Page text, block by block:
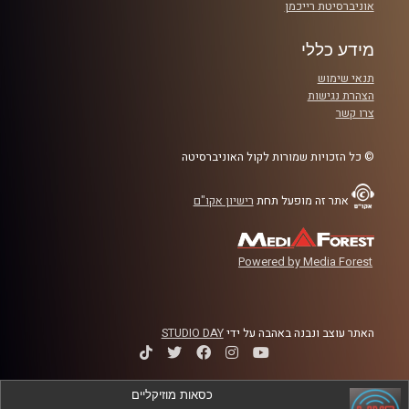
אוניברסיטת רייכמן
מידע כללי
תנאי שימוש
הצהרת נגישות
צרו קשר
© כל הזכויות שמורות לקול האוניברסיטה
אתר זה מופעל תחת רישיון אקו"ם
Powered by Media Forest
האתר עוצב ונבנה באהבה על ידיSTUDIO DAY
כסאות מוזיקליים